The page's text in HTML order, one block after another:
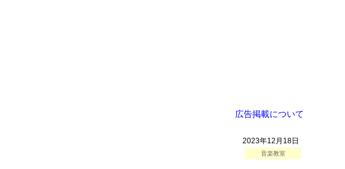
広告掲載について
2023年12月18日
音楽教室